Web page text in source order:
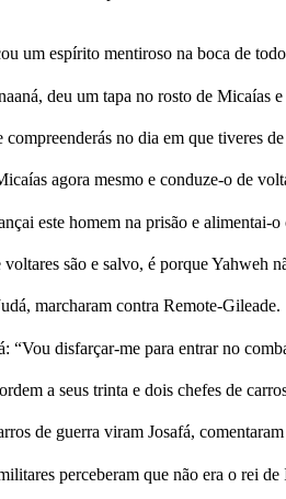
um espírito mentiroso na boca de
deu um tapa no rosto de
no dia em que tiveres
agora mesmo e conduze-o de
este homem na prisão e alimentai-
são e salvo, é porque Yahweh
marcharam contra Remote-Gileade.
“Vou disfarçar-me para entrar no
a seus trinta e dois chefes de
de guerra viram Josafá,
perceberam que não era o rei